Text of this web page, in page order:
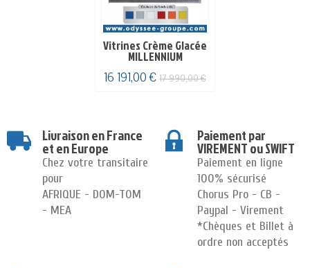
Vitrines Crème Glacée
MILLENNIUM
16 191,00 € 17 990,00 €
Livraison en France
et en Europe
Chez votre transitaire
pour
AFRIQUE - DOM-TOM
- MEA
Paiement par
VIREMENT ou SWIFT
Paiement en ligne
100% sécurisé
Chorus Pro - CB -
Paypal - Virement
*Chèques et Billet à
ordre non acceptés